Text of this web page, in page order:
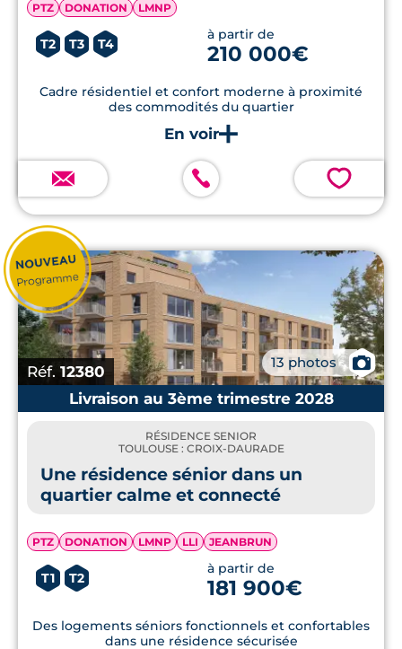
PTZ DONATION LMNP
T2 T3 T4
à partir de
210 000€
Cadre résidentiel et confort moderne à proximité
des commodités du quartier
💗
Réf. 12380 13 photos
📷
Livraison au 3ème trimestre 2028
RÉSIDENCE SENIOR
TOULOUSE : CROIX-DAURADE
Une résidence sénior dans un
quartier calme et connecté
PTZ DONATION LMNP LLI JEANBRUN
T1 T2
à partir de
181 900€
Des logements séniors fonctionnels et confortables
dans une résidence sécurisée